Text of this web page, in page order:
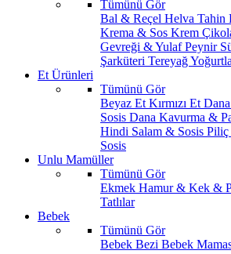
Tümünü Gör
Bal & Reçel Helva Tahin
Krema & Sos Krem
Gevreği & YulafPeynir
Şarküteri Tereyağ
Et Ürünleri
Tümünü Gör
Beyaz Et Kırmızı Et
Sosis Dana Kavurma &
Hindi Salam & Sosis Piliç
Sosis
Unlu Mamüller
Tümünü Gör
Ekmek Hamur & Kek &
Tatlılar
Bebek
Tümünü Gör
Bebek Bezi Bebek